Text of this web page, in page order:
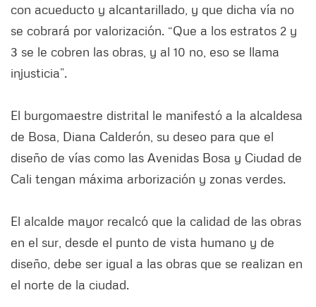
con acueducto y alcantarillado, y que dicha vía no
se cobrará por valorización. “Que a los estratos 2 y
3 se le cobren las obras, y al 10 no, eso se llama
injusticia”.
El burgomaestre distrital le manifestó a la alcaldesa
de Bosa, Diana Calderón, su deseo para que el
diseño de vías como las Avenidas Bosa y Ciudad de
Cali tengan máxima arborización y zonas verdes.
El alcalde mayor recalcó que la calidad de las obras
en el sur, desde el punto de vista humano y de
diseño, debe ser igual a las obras que se realizan en
el norte de la ciudad.